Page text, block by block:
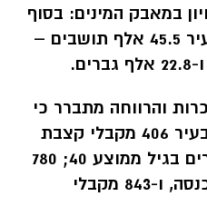
במאבק המינים: בסוף
2017 מנתה אוכלוסיית העיר 45.5 אלף תושבים –
והרווחה מתברר כי
במועד עריכת הדוח היו בעיר 406 מקבלי קצבת
אבטלה - מתוכם 163 גברים בגיל ממוצע 40; 780
מקבלי קצבת אבטחת הכנסה, ו-843 מקבלי